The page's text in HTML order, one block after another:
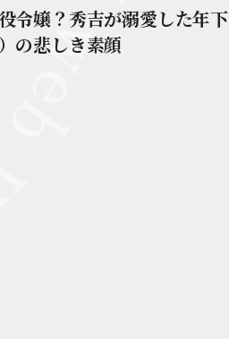
令嬢？秀吉が溺愛した年下
の悲しき素顔